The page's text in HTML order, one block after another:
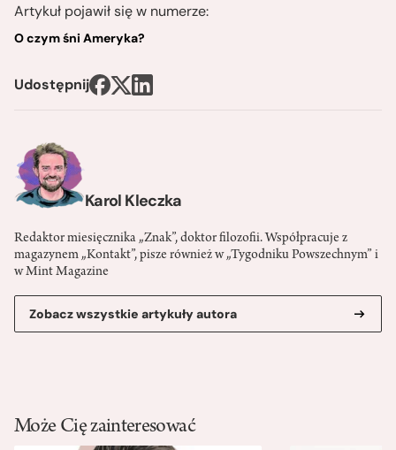
Karol Kleczka
Redaktor miesięcznika „Znak”, doktor filozofii. Współpracuje z
magazynem „Kontakt”, pisze również w „Tygodniku Powszechnym” i
w Mint Magazine
Zobacz wszystkie artykuły autora
Artykuł pojawił się w numerze:
O czym śni Ameryka?
Udostępnij
Może Cię zainteresować